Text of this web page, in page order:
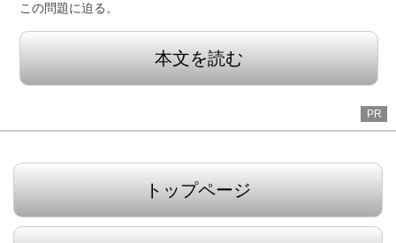
この問題に迫る。
本文を読む
PR
トップページ